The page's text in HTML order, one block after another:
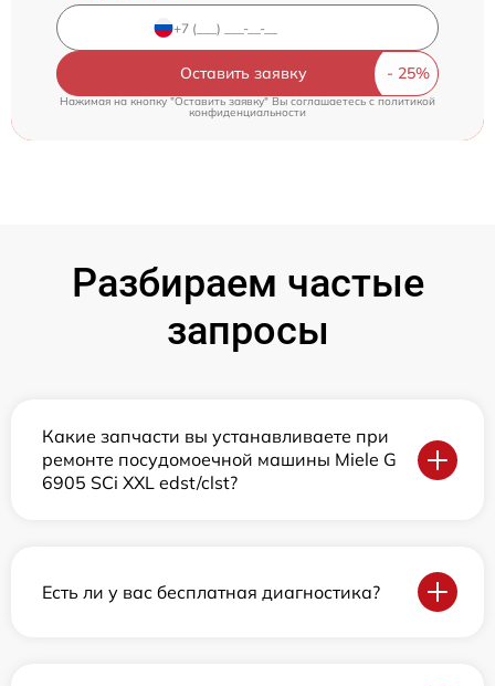
Оставить заявку
Нажимая на кнопку "Оставить заявку" Вы соглашаетесь cполитикой
конфиденциальности
Разбираем частые
запросы
Какие запчасти вы устанавливаете при
ремонте посудомоечной машины Miele G
6905 SCi XXL edst/clst?
Есть ли у вас бесплатная диагностика?